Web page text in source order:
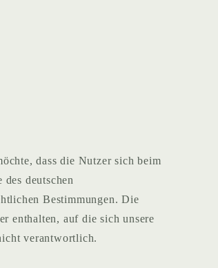
dass die Nutzer sich beim
deutschen
Bestimmungen. Die
enthalten, auf die sich unsere
verantwortlich.